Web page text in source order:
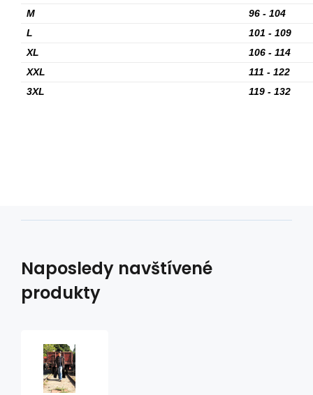
M
96 - 104
L
101 - 109
XL
106 - 114
XXL
111 - 122
3XL
119 - 132
Naposledy navštívené
produkty